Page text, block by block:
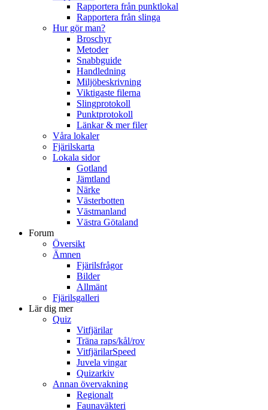
Rapportera från punktlokal
Rapportera från slinga
Hur gör man?
Broschyr
Metoder
Snabbguide
Handledning
Miljöbeskrivning
Viktigaste filerna
Slingprotokoll
Punktprotokoll
Länkar & mer filer
Våra lokaler
Fjärilskarta
Lokala sidor
Gotland
Jämtland
Närke
Västerbotten
Västmanland
Västra Götaland
Forum
Översikt
Ämnen
Fjärilsfrågor
Bilder
Allmänt
Fjärilsgalleri
Lär dig mer
Quiz
Vitfjärilar
Träna raps/kål/rov
VitfjärilarSpeed
Juvela vingar
Quizarkiv
Annan övervakning
Regionalt
Faunaväkteri